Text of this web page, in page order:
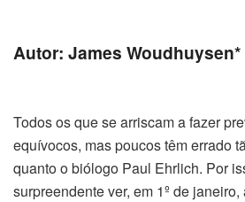
Autor: James Woudhuysen*
Todos os que se arriscam a fazer
equívocos, mas poucos têm errado
quanto o biólogo Paul Ehrlich. Por
surpreendente ver, em 1º de